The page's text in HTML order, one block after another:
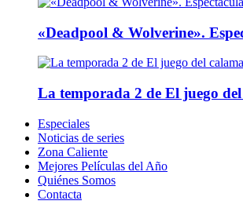
«Deadpool & Wolverine».
La temporada 2 de El juego
Especiales
Noticias de series
Zona Caliente
Mejores Películas del Año
Quiénes Somos
Contacta